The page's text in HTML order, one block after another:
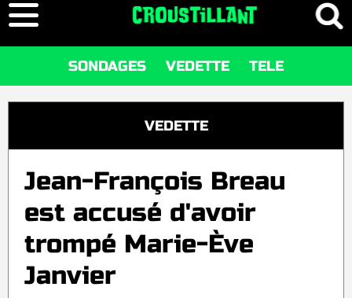
SONDAGES VEDETTE TELE
VEDETTE
Jean-François Breau
est accusé d'avoir
trompé Marie-Ève
Janvier